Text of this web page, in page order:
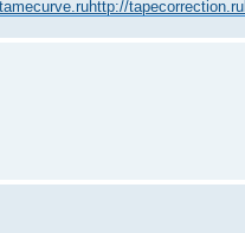
http://tapecorrection.ru